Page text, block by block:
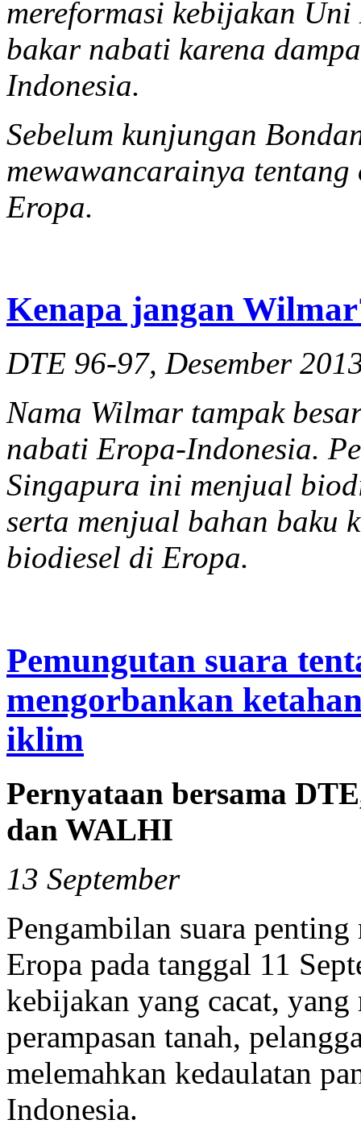
mereformasi kebijakan
bakar nabati karena
Indonesia.
Sebelum kunjungan
mewawancarainya
Eropa.
Kenapa jangan
DTE 96-97, Desember
Nama Wilmar tampak
nabati Eropa-Indonesia.
Singapura ini menjual
serta menjual bahan baku
biodiesel di Eropa.
Pemungutan suara
mengorbankan
iklim
Pernyataan bersama
dan WALHI
13 September
Pengambilan suara
Eropa pada tanggal 11
kebijakan yang cacat,
perampasan tanah,
melemahkan kedaulatan
Indonesia.